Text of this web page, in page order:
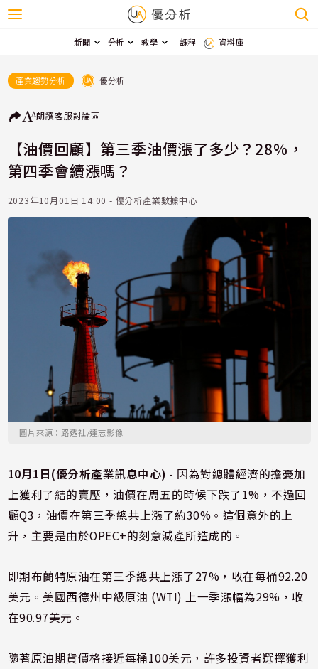
新聞 分析 教學 課程 資料庫
產業趨勢分析 優分析
朗讀客服討論區
【油價回顧】第三季油價漲了多少？28%，
第四季會續漲嗎？
2023年10月01日 14:00 - 優分析產業數據中心
圖片來源：路透社/達志影像
10月1日(優分析產業訊息中心) - 因為對總體經濟的擔憂加
上獲利了結的賣壓，油價在周五的時候下跌了1%，不過回
顧Q3，油價在第三季總共上漲了約30%。這個意外的上
升，主要是由於OPEC+的刻意減產所造成的。
即期布蘭特原油在第三季總共上漲了27%，收在每桶92.20
美元。美國西德州中級原油 (WTI) 上一季漲幅為29%，收
在90.97美元。
隨著原油期貨價格接近每桶100美元，許多投資者選擇獲利